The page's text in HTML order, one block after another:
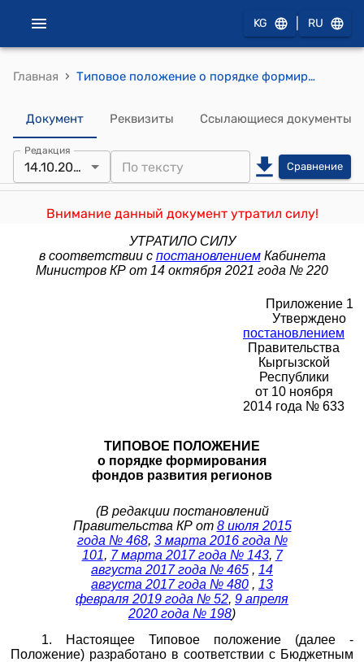
KG RU
Главная › Типовое положение о порядке формирования фондов развития регионов (утверждено постановлением Правительства Кыргызской Республики от 10 ноября 2014 года № 633)
Документ Реквизиты Ссылающиеся документы
Редакция
14.10.2021 Сравнение
Внимание данный документ утратил силу!